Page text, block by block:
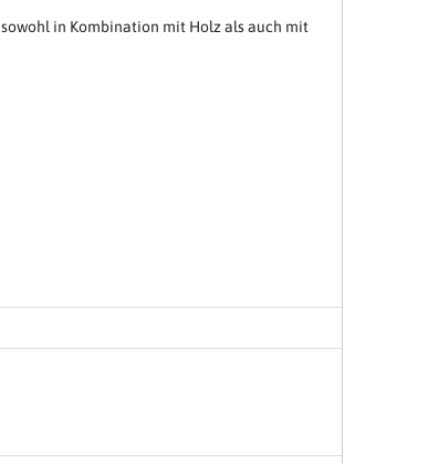
in Kombination mit Holz als auch mit